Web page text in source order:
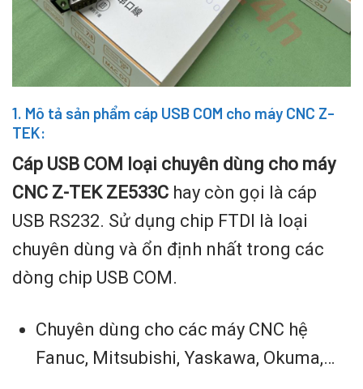
1. Mô tả sản phẩm cáp USB COM cho máy CNC Z-
TEK:
Cáp USB COM loại chuyên dùng cho máy
CNC Z-TEK ZE533C hay còn gọi là cáp
USB RS232. Sử dụng chip FTDI là loại
chuyên dùng và ổn định nhất trong các
dòng chip USB COM.
Chuyên dùng cho các máy CNC hệ
Fanuc, Mitsubishi, Yaskawa, Okuma,…